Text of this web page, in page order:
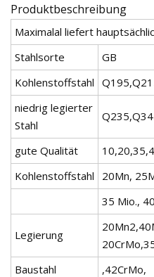
Produktbeschreibung
Maximalal liefert
Stahlsorte
GB
Kohlenstoffstahl
niedrig legierter
Stahl
gute Qualität
Kohlenstoffstahl
20Mn,
35 Mio.,
Legierung
Baustahl ,42CrMo,